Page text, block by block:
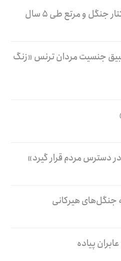
جنسیت مردان ترنس «زنگ
دسترس مردم قرار گیرد»
جنگل‌های هیرکانی
پیاده